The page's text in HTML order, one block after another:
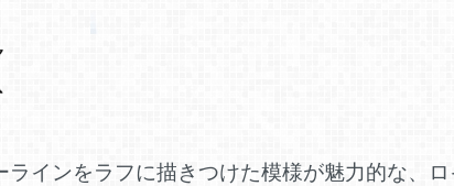
インをラフに描きつけた模様が魅力的な、